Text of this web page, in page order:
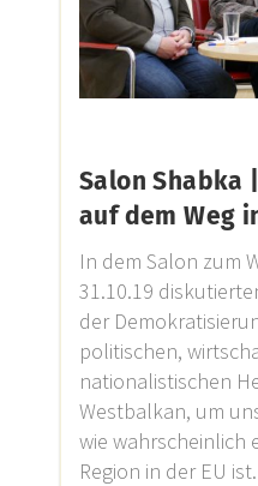
Salon Shabka
auf dem Weg
In dem Salon zum
31.10.19
der
politischen,
nationalistischen
Westbalkan, um
wie wahrscheinlich
Region in der EU